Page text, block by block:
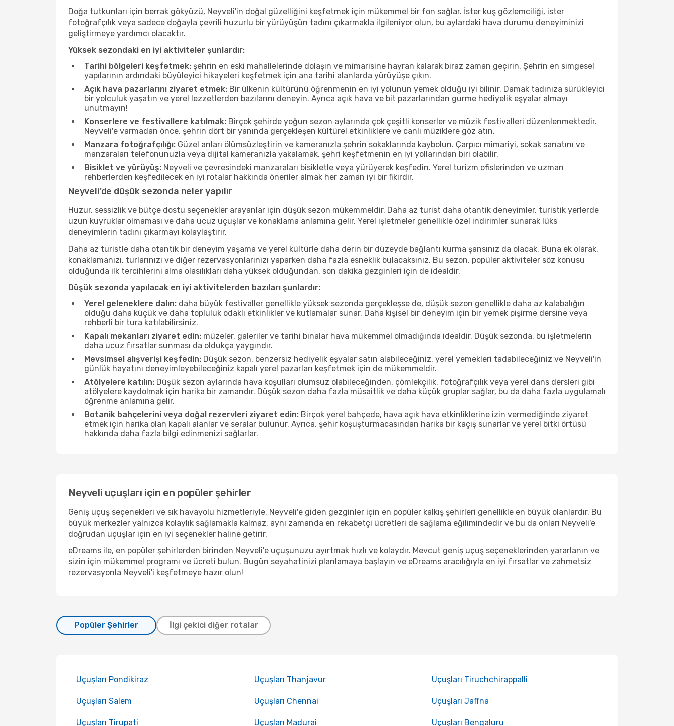
Doğa tutkunları için berrak gökyüzü, Neyveli'in doğal güzelliğini keşfetmek için mükemmel bir fon sağlar. İster kuş gözlemciliği, ister
fotoğrafçılık veya sadece doğayla çevrili huzurlu bir yürüyüşün tadını çıkarmakla ilgileniyor olun, bu aylardaki hava durumu deneyiminizi
geliştirmeye yardımcı olacaktır.
Yüksek sezondaki en iyi aktiviteler şunlardır:
Tarihi bölgeleri keşfetmek: şehrin en eski mahallelerinde dolaşın ve mimarisine hayran kalarak biraz zaman geçirin. Şehrin en simgesel
yapılarının ardındaki büyüleyici hikayeleri keşfetmek için ana tarihi alanlarda yürüyüşe çıkın.
Açık hava pazarlarını ziyaret etmek: Bir ülkenin kültürünü öğrenmenin en iyi yolunun yemek olduğu iyi bilinir. Damak tadınıza sürükleyici
bir yolculuk yaşatın ve yerel lezzetlerden bazılarını deneyin. Ayrıca açık hava ve bit pazarlarından gurme hediyelik eşyalar almayı
unutmayın!
Konserlere ve festivallere katılmak: Birçok şehirde yoğun sezon aylarında çok çeşitli konserler ve müzik festivalleri düzenlenmektedir.
Neyveli'e varmadan önce, şehrin dört bir yanında gerçekleşen kültürel etkinliklere ve canlı müziklere göz atın.
Manzara fotoğrafçılığı: Güzel anları ölümsüzleştirin ve kameranızla şehrin sokaklarında kaybolun. Çarpıcı mimariyi, sokak sanatını ve
manzaraları telefonunuzla veya dijital kameranızla yakalamak, şehri keşfetmenin en iyi yollarından biri olabilir.
Bisiklet ve yürüyüş: Neyveli ve çevresindeki manzaraları bisikletle veya yürüyerek keşfedin. Yerel turizm ofislerinden ve uzman
rehberlerden keşfedilecek en iyi rotalar hakkında öneriler almak her zaman iyi bir fikirdir.
Neyveli'de düşük sezonda neler yapılır
Huzur, sessizlik ve bütçe dostu seçenekler arayanlar için düşük sezon mükemmeldir. Daha az turist daha otantik deneyimler, turistik yerlerde
uzun kuyruklar olmaması ve daha ucuz uçuşlar ve konaklama anlamına gelir. Yerel işletmeler genellikle özel indirimler sunarak lüks
deneyimlerin tadını çıkarmayı kolaylaştırır.
Daha az turistle daha otantik bir deneyim yaşama ve yerel kültürle daha derin bir düzeyde bağlantı kurma şansınız da olacak. Buna ek olarak,
konaklamanızı, turlarınızı ve diğer rezervasyonlarınızı yaparken daha fazla esneklik bulacaksınız. Bu sezon, popüler aktiviteler söz konusu
olduğunda ilk tercihlerini alma olasılıkları daha yüksek olduğundan, son dakika gezginleri için de idealdir.
Düşük sezonda yapılacak en iyi aktivitelerden bazıları şunlardır:
Yerel geleneklere dalın: daha büyük festivaller genellikle yüksek sezonda gerçekleşse de, düşük sezon genellikle daha az kalabalığın
olduğu daha küçük ve daha topluluk odaklı etkinlikler ve kutlamalar sunar. Daha kişisel bir deneyim için bir yemek pişirme dersine veya
rehberli bir tura katılabilirsiniz.
Kapalı mekanları ziyaret edin: müzeler, galeriler ve tarihi binalar hava mükemmel olmadığında idealdir. Düşük sezonda, bu işletmelerin
daha ucuz fırsatlar sunması da oldukça yaygındır.
Mevsimsel alışverişi keşfedin: Düşük sezon, benzersiz hediyelik eşyalar satın alabileceğiniz, yerel yemekleri tadabileceğiniz ve Neyveli'in
günlük hayatını deneyimleyebileceğiniz kapalı yerel pazarları keşfetmek için de mükemmeldir.
Atölyelere katılın: Düşük sezon aylarında hava koşulları olumsuz olabileceğinden, çömlekçilik, fotoğrafçılık veya yerel dans dersleri gibi
atölyelere kaydolmak için harika bir zamandır. Düşük sezon daha fazla müsaitlik ve daha küçük gruplar sağlar, bu da daha fazla uygulamalı
öğrenme anlamına gelir.
Botanik bahçelerini veya doğal rezervleri ziyaret edin: Birçok yerel bahçede, hava açık hava etkinliklerine izin vermediğinde ziyaret
etmek için harika olan kapalı alanlar ve seralar bulunur. Ayrıca, şehir koşuşturmacasından harika bir kaçış sunarlar ve yerel bitki örtüsü
hakkında daha fazla bilgi edinmenizi sağlarlar.
Neyveli uçuşları için en popüler şehirler
Geniş uçuş seçenekleri ve sık havayolu hizmetleriyle, Neyveli'e giden gezginler için en popüler kalkış şehirleri genellikle en büyük olanlardır. Bu
büyük merkezler yalnızca kolaylık sağlamakla kalmaz, aynı zamanda en rekabetçi ücretleri de sağlama eğilimindedir ve bu da onları Neyveli'e
doğrudan uçuşlar için en iyi seçenekler haline getirir.
eDreams ile, en popüler şehirlerden birinden Neyveli'e uçuşunuzu ayırtmak hızlı ve kolaydır. Mevcut geniş uçuş seçeneklerinden yararlanın ve
sizin için mükemmel programı ve ücreti bulun. Bugün seyahatinizi planlamaya başlayın ve eDreams aracılığıyla en iyi fırsatlar ve zahmetsiz
rezervasyonla Neyveli'i keşfetmeye hazır olun!
Popüler Şehirler İlgi çekici diğer rotalar
Uçuşları Pondikiraz Uçuşları Thanjavur Uçuşları Tiruchchirappalli
Uçuşları Salem Uçuşları Chennai Uçuşları Jaffna
Uçuşları Tirupati Uçuşları Madurai Uçuşları Bengaluru